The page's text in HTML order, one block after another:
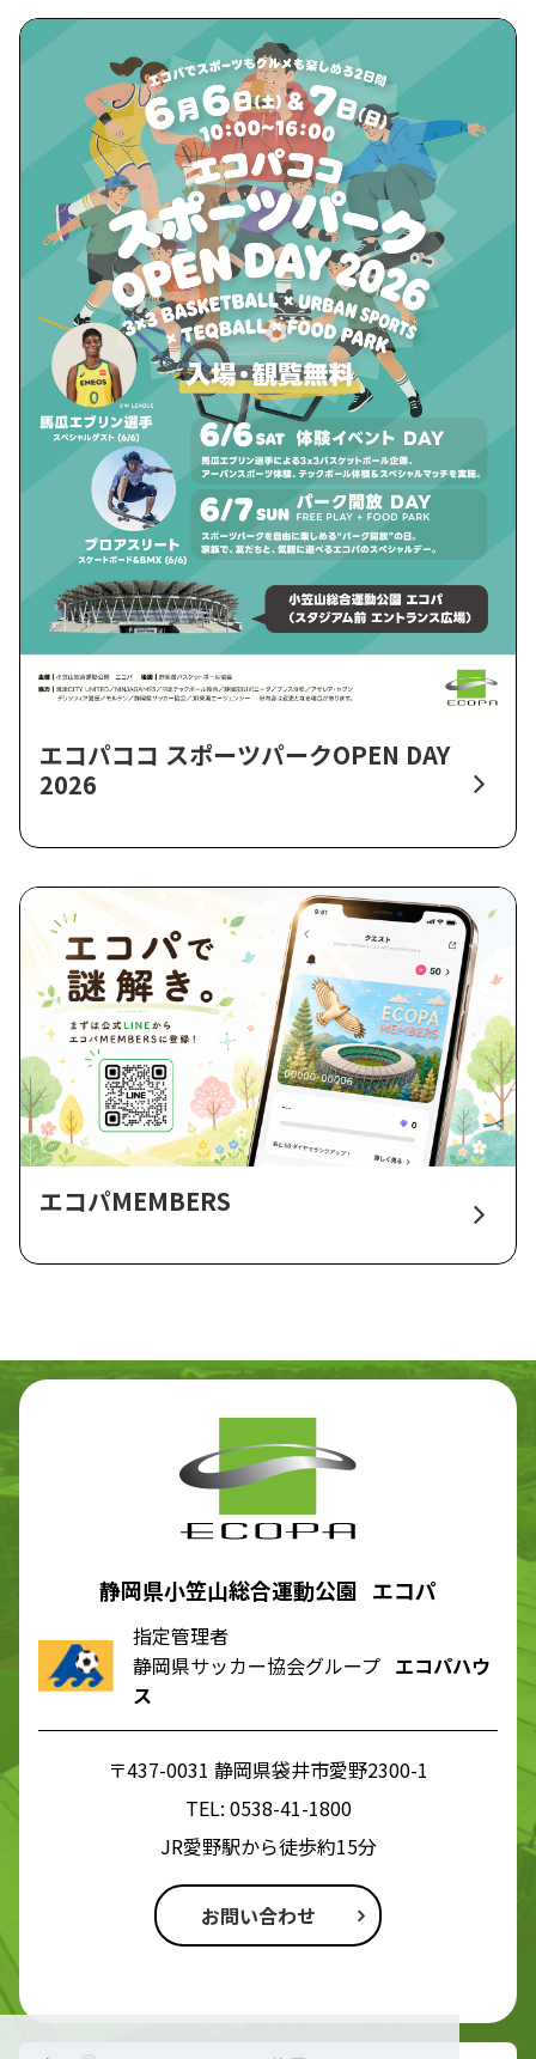
エコパココ スポーツパークOPEN DAY
2026
エコパMEMBERS
静岡県小笠山総合運動公園 エコパ
指定管理者
静岡県サッカー協会グループ エコパハウ
ス
〒437-0031 静岡県袋井市愛野2300-1
TEL: 0538-41-1800
JR愛野駅から徒歩約15分
お問い合わせ